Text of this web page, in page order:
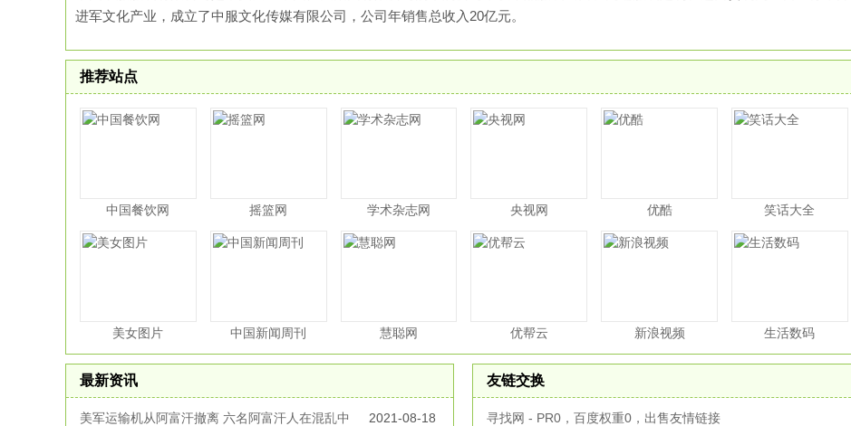
进军文化产业，成立了中服文化传媒有限公司，公司年销售总收入20亿元。
推荐站点
中国餐饮网 摇篮网 学术杂志网 央视网 优酷 笑话大全
美女图片 中国新闻周刊 慧聪网 优帮云 新浪视频 生活数码
最新资讯
美军运输机从阿富汗撤离 六名阿富汗人在混乱中 2021-08-18
友链交换
寻找网 - PR0，百度权重0，出售友情链接